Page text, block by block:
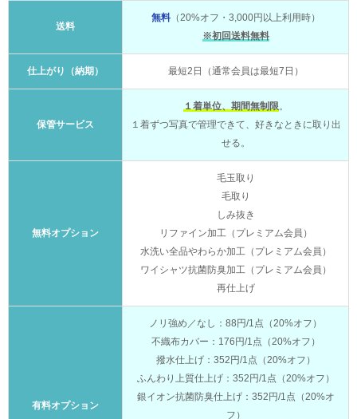
送料
無料（20%オフ・3,000円以上利用時）
※初回送料無料
仕上がり（納期） 最短2日（通常会員は最短7日）
保管サービス
１着単位、期間無制限。
１着ずつ写真で管理できて、好きなときに取り出
せる。
無料オプション
毛玉取り
毛取り
しみ抜き
リファイン加工（プレミアム会員）
水洗い全品やわらか加工（プレミアム会員）
ワイシャツ抗菌防臭加工（プレミアム会員）
再仕上げ
有料オプション
ノリ強め／なし：88円/1点（20%オフ）
不織布カバー：176円/1点（20%オフ）
撥水仕上げ：352円/1点（20%オフ）
ふんわり上質仕上げ：352円/1点（20%オフ）
銀イオン抗菌防臭仕上げ：352円/1点（20%オ
フ）